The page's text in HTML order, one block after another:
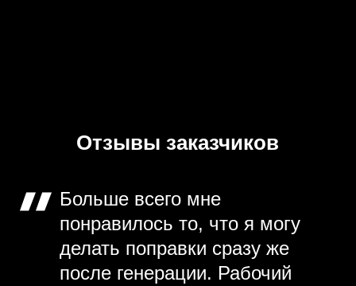
Отзывы заказчиков
Больше всего мне
понравилось то, что я могу
делать поправки сразу же
после генерации. Рабочий